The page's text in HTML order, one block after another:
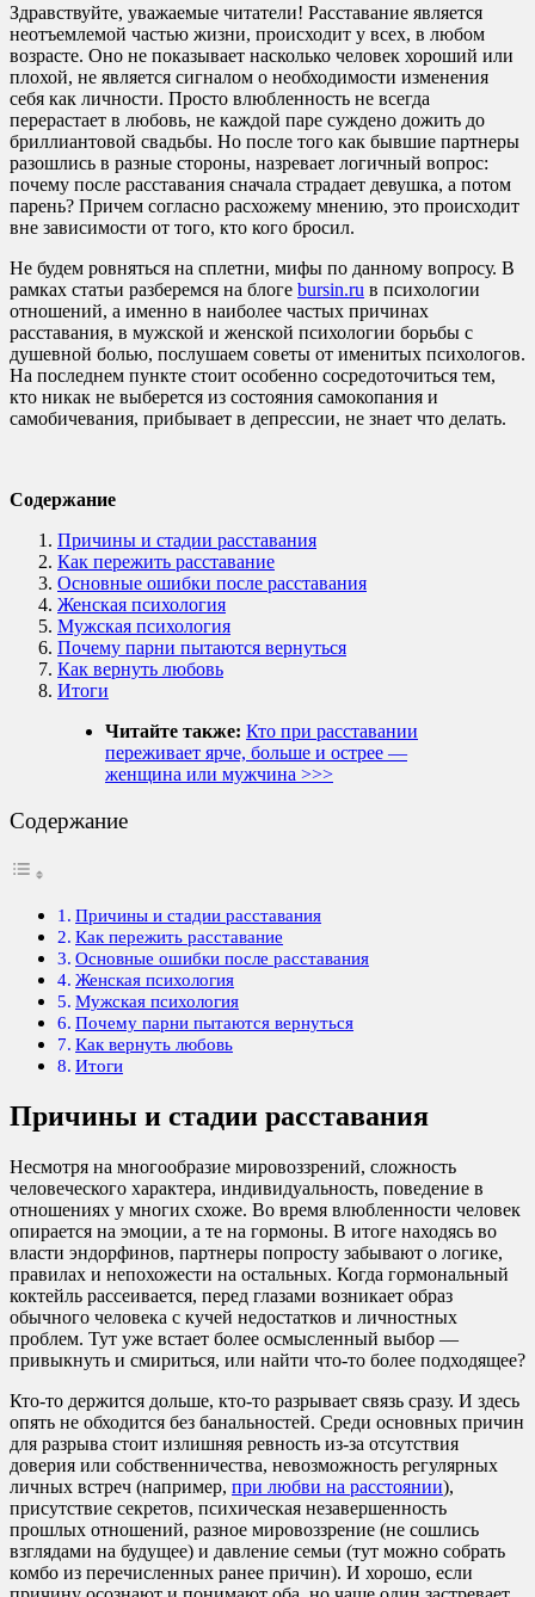
Здравствуйте, уважаемые читатели! Расставание является
неотъемлемой частью жизни, происходит у всех, в любом
возрасте. Оно не показывает насколько человек хороший или
плохой, не является сигналом о необходимости изменения
себя как личности. Просто влюбленность не всегда
перерастает в любовь, не каждой паре суждено дожить до
бриллиантовой свадьбы. Но после того как бывшие партнеры
разошлись в разные стороны, назревает логичный вопрос:
почему после расставания сначала страдает девушка, а потом
парень? Причем согласно расхожему мнению, это происходит
вне зависимости от того, кто кого бросил.
Не будем ровняться на сплетни, мифы по данному вопросу. В
рамках статьи разберемся на блоге bursin.ru в психологии
отношений, а именно в наиболее частых причинах
расставания, в мужской и женской психологии борьбы с
душевной болью, послушаем советы от именитых психологов.
На последнем пункте стоит особенно сосредоточиться тем,
кто никак не выберется из состояния самокопания и
самобичевания, прибывает в депрессии, не знает что делать.
Содержание
Причины и стадии расставания
Как пережить расставание
Основные ошибки после расставания
Женская психология
Мужская психология
Почему парни пытаются вернуться
Как вернуть любовь
Итоги
Читайте также: Кто при расставании
переживает ярче, больше и острее —
женщина или мужчина >>>
Содержание
Причины и стадии расставания
Как пережить расставание
Основные ошибки после расставания
Женская психология
Мужская психология
Почему парни пытаются вернуться
Как вернуть любовь
Итоги
Причины и стадии расставания
Несмотря на многообразие мировоззрений, сложность
человеческого характера, индивидуальность, поведение в
отношениях у многих схоже. Во время влюбленности человек
опирается на эмоции, а те на гормоны. В итоге находясь во
власти эндорфинов, партнеры попросту забывают о логике,
правилах и непохожести на остальных. Когда гормональный
коктейль рассеивается, перед глазами возникает образ
обычного человека с кучей недостатков и личностных
проблем. Тут уже встает более осмысленный выбор —
привыкнуть и смириться, или найти что-то более подходящее?
Кто-то держится дольше, кто-то разрывает связь сразу. И здесь
опять не обходится без банальностей. Среди основных причин
для разрыва стоит излишняя ревность из-за отсутствия
доверия или собственничества, невозможность регулярных
личных встреч (например, при любви на расстоянии),
присутствие секретов, психическая незавершенность
прошлых отношений, разное мировоззрение (не сошлись
взглядами на будущее) и давление семьи (тут можно собрать
комбо из перечисленных ранее причин). И хорошо, если